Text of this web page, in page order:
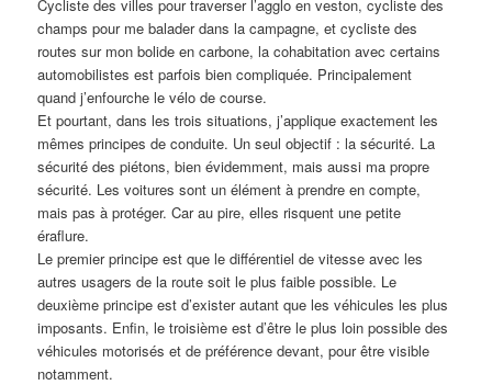
Cycliste des villes pour traverser l’agglo en veston, cycliste des
champs pour me balader dans la campagne, et cycliste des
routes sur mon bolide en carbone, la cohabitation avec certains
automobilistes est parfois bien compliquée. Principalement
quand j’enfourche le vélo de course.
Et pourtant, dans les trois situations, j’applique exactement les
mêmes principes de conduite. Un seul objectif : la sécurité. La
sécurité des piétons, bien évidemment, mais aussi ma propre
sécurité. Les voitures sont un élément à prendre en compte,
mais pas à protéger. Car au pire, elles risquent une petite
éraflure.
Le premier principe est que le différentiel de vitesse avec les
autres usagers de la route soit le plus faible possible. Le
deuxième principe est d’exister autant que les véhicules les plus
imposants. Enfin, le troisième est d’être le plus loin possible des
véhicules motorisés et de préférence devant, pour être visible
notamment.